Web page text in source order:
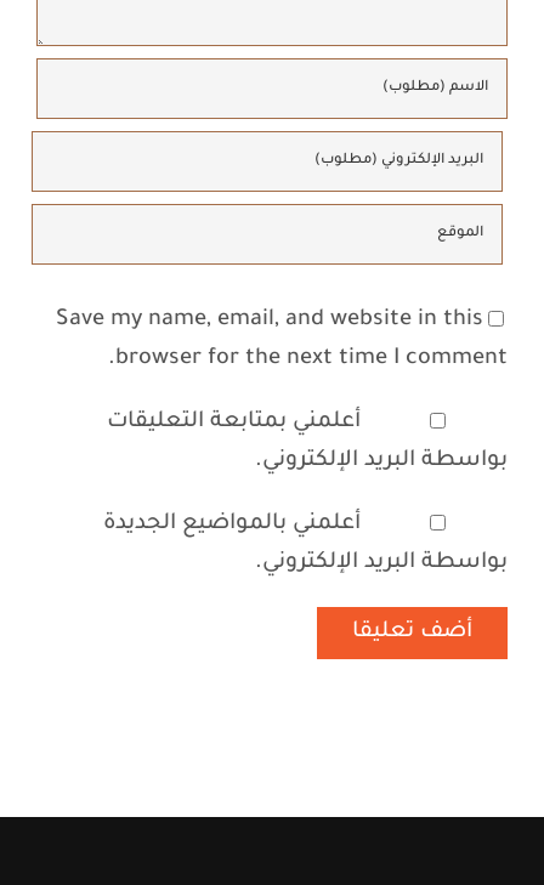
Save my name, email, and website in this
browser for the next time I comment.
أعلمني بمتابعة التعليقات
بواسطة البريد الإلكتروني.
أعلمني بالمواضيع الجديدة
بواسطة البريد الإلكتروني.